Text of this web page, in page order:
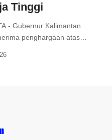
Tinggi
- Gubernur Kalimantan
penghargaan atas…